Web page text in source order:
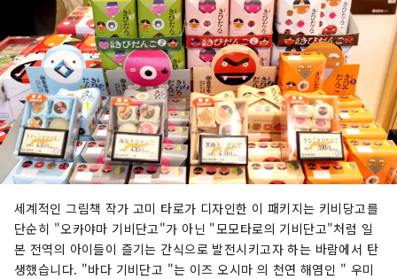
세계적인 그림책 작가 고미 타로가 디자인한 이 패키지는 키비당고를
단순히 "오카야마 기비단고"가 아닌 "모모타로의 기비단고"처럼 일
본 전역의 아이들이 즐기는 간식으로 발전시키고자 하는 바람에서 탄
생했습니다. "바다 기비단고 "는 이즈 오시마 의 천연 해염인 " 우미